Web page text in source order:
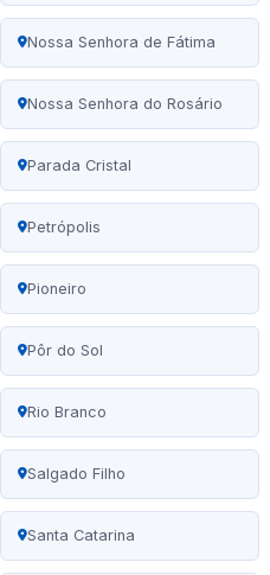
Nossa Senhora de Fátima
Nossa Senhora do Rosário
Parada Cristal
Petrópolis
Pioneiro
Pôr do Sol
Rio Branco
Salgado Filho
Santa Catarina